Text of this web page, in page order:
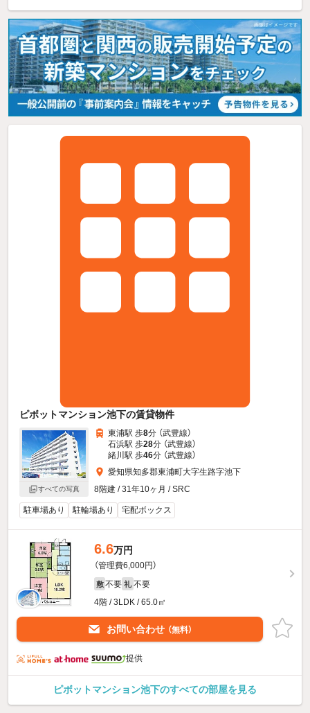
ピボットマンション池下の賃貸物件
すべての写真
東浦駅 歩8分 （武豊線）
石浜駅 歩28分 （武豊線）
緒川駅 歩46分 （武豊線）
愛知県知多郡東浦町大字生路字池下
8階建 / 31年10ヶ月 / SRC
駐車場あり 駐輪場あり 宅配ボックス
6.6万円
（管理費6,000円）
敷 不要 礼 不要
4階 / 3LDK / 65.0㎡
お問い合わせ （無料）
提供
ピボットマンション池下のすべての部屋を見る